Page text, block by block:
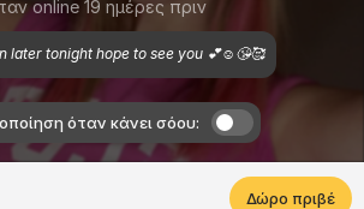
online 19 ημέρες πριν
later tonight hope to see you 💕☺️😘🥰
όταν κάνει σόου:
Δώρο πριβέ